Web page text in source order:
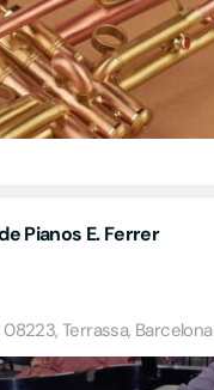
Pianos E. Ferrer
Terrassa, Barcelona